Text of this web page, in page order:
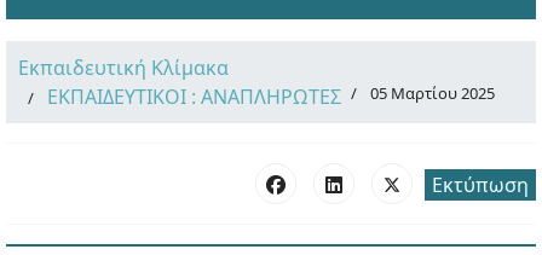
Εκπαιδευτική Κλίμακα
ΕΚΠΑΙΔΕΥΤΙΚΟΙ : ΑΝΑΠΛΗΡΩΤΕΣ
05 Μαρτίου 2025
Εκτύπωση